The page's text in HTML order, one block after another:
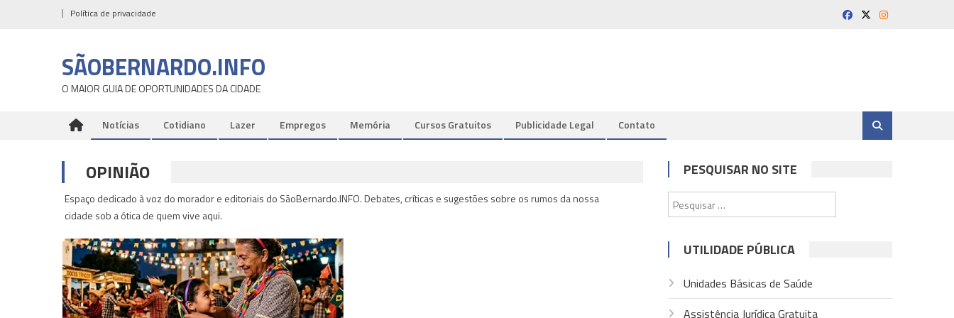
Política de privacidade
SÃOBERNARDO.INFO
O MAIOR GUIA DE OPORTUNIDADES DA CIDADE
Notícias Cotidiano Lazer Empregos Memória Cursos Gratuitos Publicidade Legal Contato
OPINIÃO
Espaço dedicado à voz do morador e editoriais do SãoBernardo.INFO. Debates, críticas e sugestões sobre os rumos da nossa
cidade sob a ótica de quem vive aqui.
PESQUISAR NO SITE
por:
UTILIDADE PÚBLICA
Unidades Básicas de Saúde
Assistência Jurídica Gratuita